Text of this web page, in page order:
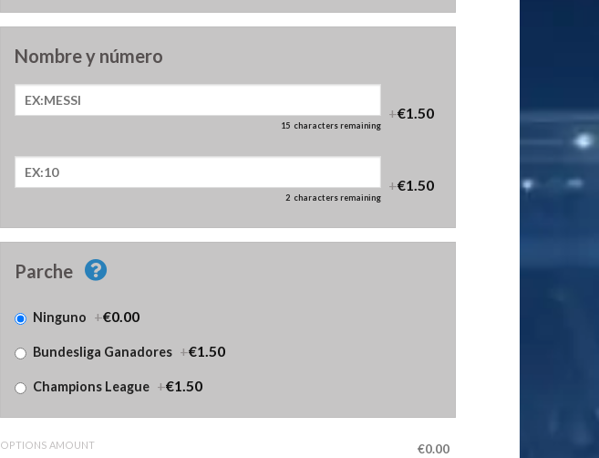
Nombre y número
15 characters remaining
+€1.50
2 characters remaining
+€1.50
Parche
Ninguno +€0.00
Bundesliga Ganadores +€1.50
Champions League +€1.50
OPTIONS AMOUNT
€0.00